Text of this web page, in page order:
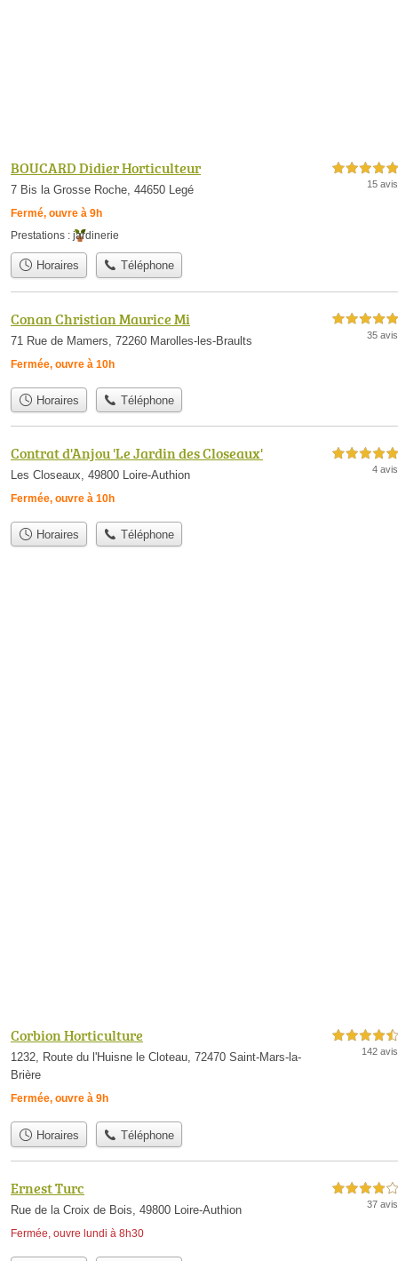
BOUCARD Didier Horticulteur
7 Bis la Grosse Roche, 44650 Legé
Fermé, ouvre à 9h
5,0 étoiles sur 5
15 avis
Prestations : jardinerie
Horaires Téléphone
Conan Christian Maurice Mi
71 Rue de Mamers, 72260 Marolles-les-Braults
Fermée, ouvre à 10h
5,0 étoiles sur 5
35 avis
Horaires Téléphone
Contrat d'Anjou 'Le Jardin des Closeaux'
Les Closeaux, 49800 Loire-Authion
Fermée, ouvre à 10h
5,0 étoiles sur 5
4 avis
Horaires Téléphone
Corbion Horticulture
1232, Route du l'Huisne le Cloteau, 72470 Saint-Mars-la-
Brière
Fermée, ouvre à 9h
4,5 étoiles sur 5
142 avis
Horaires Téléphone
Ernest Turc
Rue de la Croix de Bois, 49800 Loire-Authion
Fermée, ouvre lundi à 8h30
4,0 étoiles sur 5
37 avis